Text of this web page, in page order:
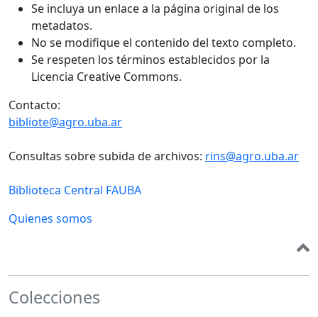
Se incluya un enlace a la página original de los
metadatos.
No se modifique el contenido del texto completo.
Se respeten los términos establecidos por la
Licencia Creative Commons.
Contacto:
bibliote@agro.uba.ar
Consultas sobre subida de archivos: rins@agro.uba.ar
Biblioteca Central FAUBA
Quienes somos
Colecciones